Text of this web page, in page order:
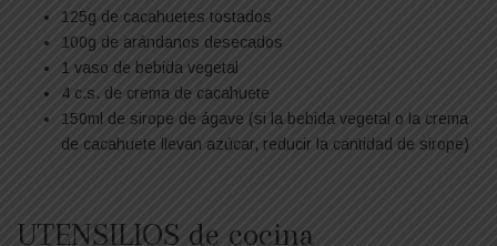
125g de cacahuetes tostados
100g de arándanos desecados
1 vaso de bebida vegetal
4 c.s. de crema de cacahuete
150ml de sirope de ágave (si la bebida vegetal o la crema
de cacahuete llevan azúcar, reducir la cantidad de sirope)
UTENSILIOS de cocina